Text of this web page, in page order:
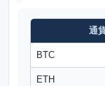
通
BTC
ETH